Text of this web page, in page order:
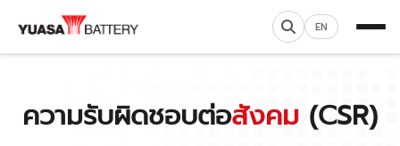
EN
ความรับผิดชอบต่อสังคม (CSR)